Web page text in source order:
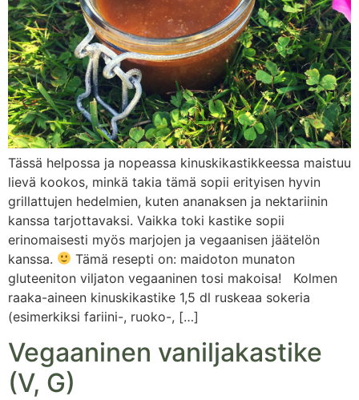
Tässä helpossa ja nopeassa kinuskikastikkeessa maistuu
lievä kookos, minkä takia tämä sopii erityisen hyvin
grillattujen hedelmien, kuten ananaksen ja nektariinin
kanssa tarjottavaksi. Vaikka toki kastike sopii
erinomaisesti myös marjojen ja vegaanisen jäätelön
kanssa.
Tämä resepti on: maidoton munaton
gluteeniton viljaton vegaaninen tosi makoisa! Kolmen
raaka-aineen kinuskikastike 1,5 dl ruskeaa sokeria
(esimerkiksi fariini-, ruoko-, […]
Vegaaninen vaniljakastike
(V, G)